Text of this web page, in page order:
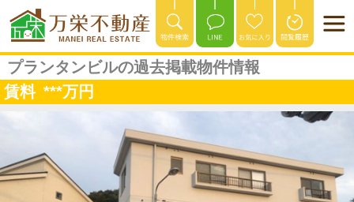
プランタンビルの過去掲載物件情報
賃料 ***万円